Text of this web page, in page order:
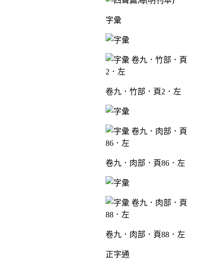
字彙
卷九．竹部．頁2．左
卷九．肉部．頁86．左
卷九．肉部．頁88．左
正字通